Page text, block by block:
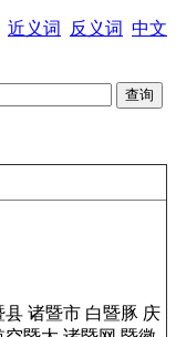
近义词 反义词 中文
县 诸暨市 白暨豚 庆